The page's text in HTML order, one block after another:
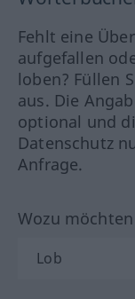
Fehlt eine
aufgefallen
loben? Füllen
aus. Die
optional und
Datenschutz
Anfrage.
Wozu